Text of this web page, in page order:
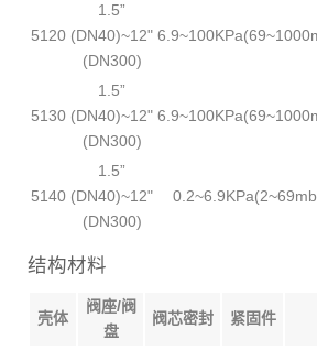
5120
1.5”
(DN40)~12"
(DN300)
5130
1.5”
(DN40)~12"
(DN300)
5140
1.5”
(DN40)~12"
(DN300)
结构材料
壳体
阀座/阀
盘
阀芯密封 紧固件